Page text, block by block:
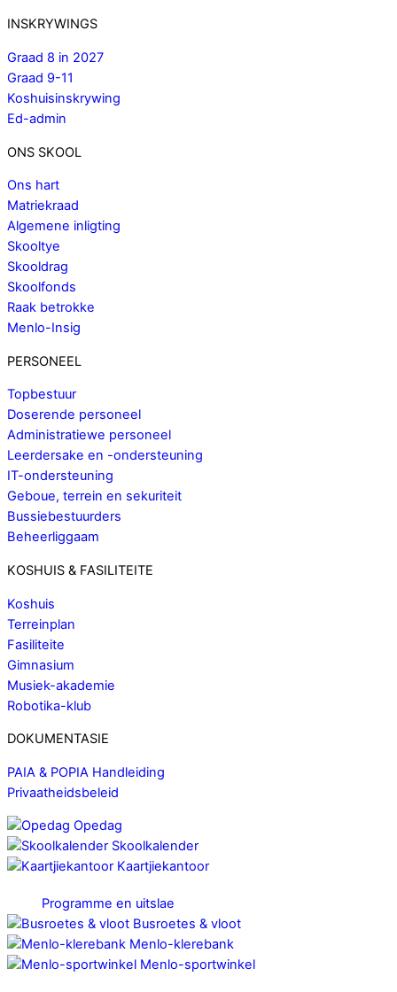
INSKRYWINGS
Graad 8 in 2027
Graad 9-11
Koshuisinskrywing
Ed-admin
ONS SKOOL
Ons hart
Matriekraad
Algemene inligting
Skooltye
Skooldrag
Skoolfonds
Raak betrokke
Menlo-Insig
PERSONEEL
Topbestuur
Doserende personeel
Administratiewe personeel
Leerdersake en -ondersteuning
IT-ondersteuning
Geboue, terrein en sekuriteit
Bussiebestuurders
Beheerliggaam
KOSHUIS & FASILITEITE
Koshuis
Terreinplan
Fasiliteite
Gimnasium
Musiek-akademie
Robotika-klub
DOKUMENTASIE
PAIA & POPIA Handleiding
Privaatheidsbeleid
Opedag
Skoolkalender
Kaartjiekantoor
Programme en uitslae
Busroetes & vloot
Menlo-klerebank
Menlo-sportwinkel